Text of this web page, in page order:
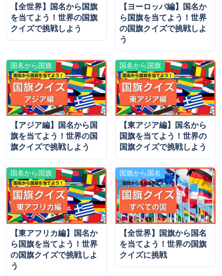
【全世界】国名から国旗
を当てよう！世界の国旗
クイズで挑戦しよう
【ヨーロッパ編】国名か
ら国旗を当てよう！世界
の国旗クイズで挑戦しよ
う
国名から国旗
【アジア編】国名から国
旗を当てよう！世界の国
旗クイズで挑戦しよう
国名から国旗
【東アジア編】国名から
国旗を当てよう！世界の
国旗クイズで挑戦しよう
国名から国旗
【東アフリカ編】国名か
ら国旗を当てよう！世界
の国旗クイズで挑戦しよ
う
国旗から国名
【全世界】国旗から国名
を当てよう！世界の国旗
クイズに挑戦